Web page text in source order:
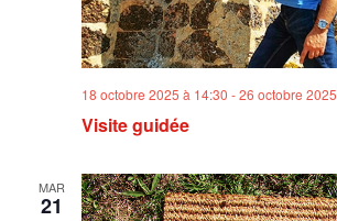
Visite guidée
18 octobre 2025 à 14:30 -26 octobre
MAR
21